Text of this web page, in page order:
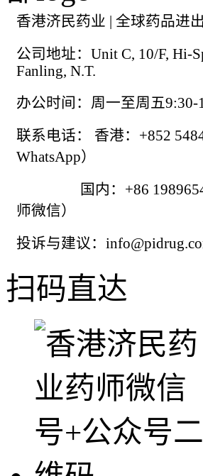
香港济民药业 | 全球药品进
公司地址：Unit C, 10/F, Hi-
Fanling, N.T.
办公时间：周一至周五
联系电话： 香港：+852
WhatsApp）
国内：+86
师微信）
投诉与建议：
扫码直达